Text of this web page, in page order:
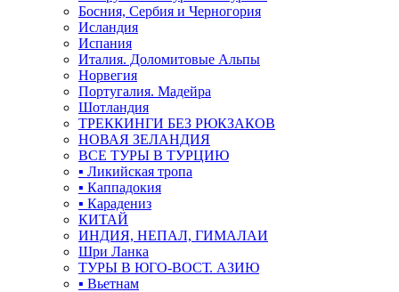
Босния, Сербия и Черногория
Исландия
Испания
Италия. Доломитовые Альпы
Норвегия
Португалия. Мадейра
Шотландия
ТРЕККИНГИ БЕЗ РЮКЗАКОВ
НОВАЯ ЗЕЛАНДИЯ
ВСЕ ТУРЫ В ТУРЦИЮ
▪ Ликийская тропа
▪ Каппадокия
▪ Карадениз
КИТАЙ
ИНДИЯ, НЕПАЛ, ГИМАЛАИ
Шри Ланка
ТУРЫ В ЮГО-ВОСТ. АЗИЮ
▪ Вьетнам